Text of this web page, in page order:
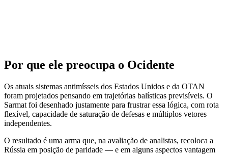
Por que ele preocupa o Ocidente
Os atuais sistemas antimísseis dos Estados Unidos e da OTAN
foram projetados pensando em trajetórias balísticas previsíveis. O
Sarmat foi desenhado justamente para frustrar essa lógica, com rota
flexível, capacidade de saturação de defesas e múltiplos vetores
independentes.
O resultado é uma arma que, na avaliação de analistas, recoloca a
Rússia em posição de paridade — e em alguns aspectos vantagem